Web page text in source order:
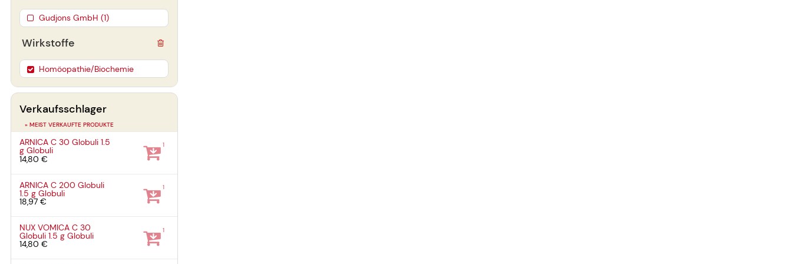
Gudjons GmbH (1)
Wirkstoffe
Homöopathie/Biochemie
Verkaufsschlager
» MEIST VERKAUFTE PRODUKTE
ARNICA C 30 Globuli1.5
gGlobuli
14,80 €
1
ARNICA C 200 Globuli
1.5 gGlobuli
18,97 €
1
NUX VOMICA C 30
Globuli1.5 gGlobuli
14,80 €
1